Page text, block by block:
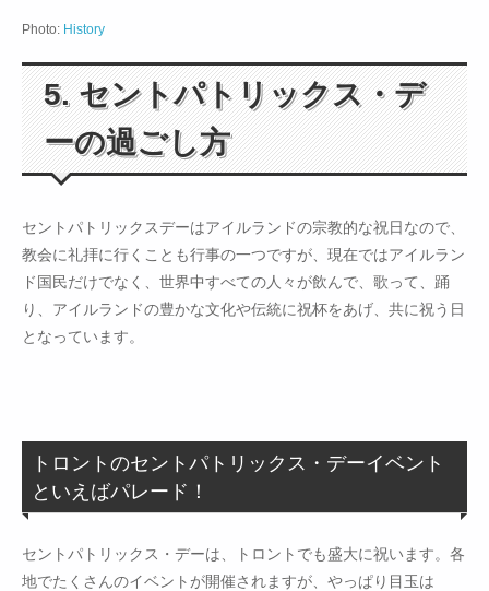
Photo: History
5. セントパトリックス・デ
ーの過ごし方
セントパトリックスデーはアイルランドの宗教的な祝日なので、
教会に礼拝に行くことも行事の一つですが、現在ではアイルラン
ド国民だけでなく、世界中すべての人々が飲んで、歌って、踊
り、アイルランドの豊かな文化や伝統に祝杯をあげ、共に祝う日
となっています。
トロントのセントパトリックス・デーイベント
といえばパレード！
セントパトリックス・デーは、トロントでも盛大に祝います。各
地でたくさんのイベントが開催されますが、やっぱり目玉は